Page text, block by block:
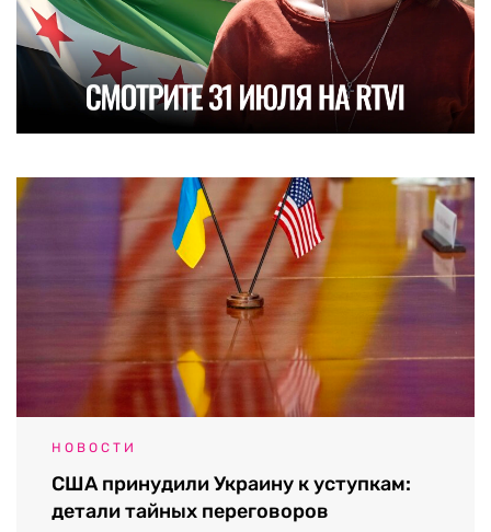
НОВОСТИ
США принудили Украину к уступкам:
детали тайных переговоров